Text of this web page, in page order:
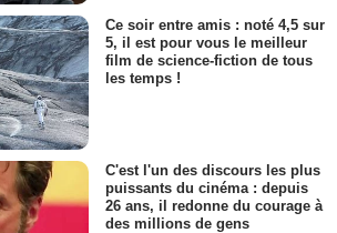
Ce soir entre amis : noté 4,5 sur
5, il est pour vous le meilleur
film de science-fiction de tous
les temps !
C'est l'un des discours les plus
puissants du cinéma : depuis
26 ans, il redonne du courage à
des millions de gens